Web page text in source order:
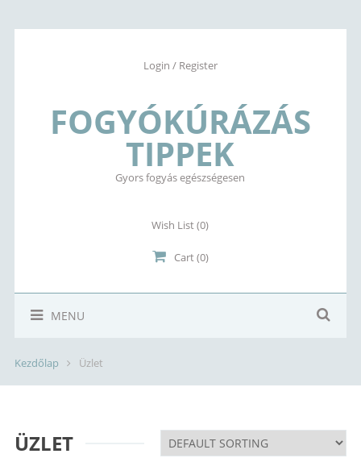
Login / Register
FOGYÓKÚRÁZÁS
TIPPEK
Gyors fogyás egészségesen
Wish List(0)
Cart (0)
MENU
Kezdőlap Üzlet
ÜZLET